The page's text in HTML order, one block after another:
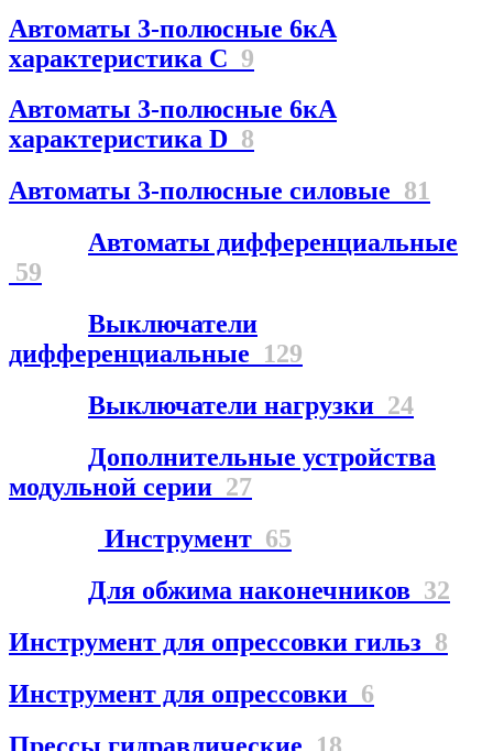
Автоматы 3-полюсные 6кА
характеристика C 9
Автоматы 3-полюсные 6кА
характеристика D 8
Автоматы 3-полюсные силовые 81
Автоматы дифференциальные
59
Выключатели
дифференциальные 129
Выключатели нагрузки 24
Дополнительные устройства
модульной серии 27
Инструмент 65
Для обжима наконечников 32
Инструмент для опрессовки гильз 8
Инструмент для опрессовки 6
Прессы гидравлические 18